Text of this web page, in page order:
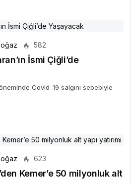
582
İsmi Çiğli’de
Covid-19 salgını sebebiyle
623
Kemer’e 50 milyonluk alt